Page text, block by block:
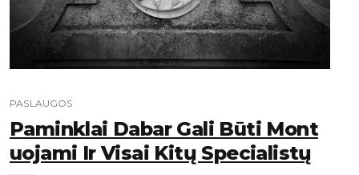
PASLAUGOS
Paminklai Dabar Gali Būti Mont
Uojami Ir Visai Kitų Specialistų